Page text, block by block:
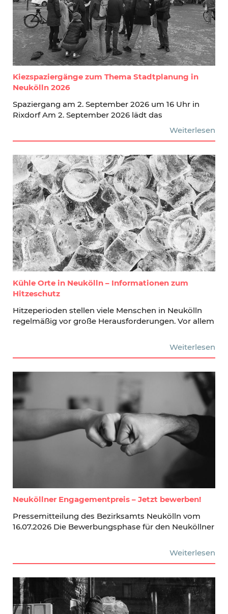
Kiezspaziergänge zum Thema Stadtplanung in
Neukölln 2026
Spaziergang am 2. September 2026 um 16 Uhr in
Rixdorf Am 2. September 2026 lädt das
Weiterlesen
Kühle Orte in Neukölln – Informationen zum
Hitzeschutz
Hitzeperioden stellen viele Menschen in Neukölln
regelmäßig vor große Herausforderungen. Vor allem
Weiterlesen
Neuköllner Engagementpreis – Jetzt bewerben!
Pressemitteilung des Bezirksamts Neukölln vom
16.07.2026 Die Bewerbungsphase für den Neuköllner
Weiterlesen